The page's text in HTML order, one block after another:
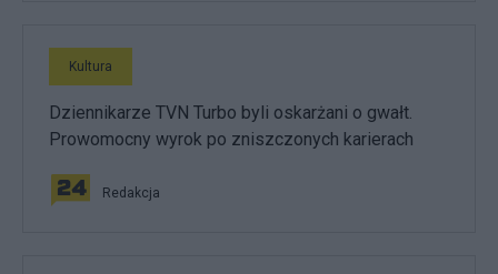
Kultura
Dziennikarze TVN Turbo byli oskarżani o gwałt.
Prowomocny wyrok po zniszczonych karierach
Redakcja